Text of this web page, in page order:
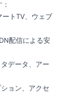
トTV、ウェブ
配信による安
データ、アー
ョン、アクセ